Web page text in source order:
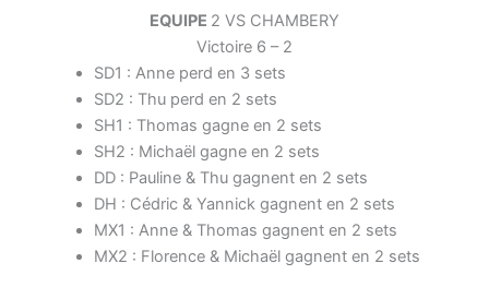
EQUIPE 2 VS CHAMBERY
Victoire 6 – 2
SD1 : Anne perd en 3 sets
SD2 : Thu perd en 2 sets
SH1 : Thomas gagne en 2 sets
SH2 : Michaël gagne en 2 sets
DD : Pauline & Thu gagnent en 2 sets
DH : Cédric & Yannick gagnent en 2 sets
MX1 : Anne & Thomas gagnent en 2 sets
MX2 : Florence & Michaël gagnent en 2 sets